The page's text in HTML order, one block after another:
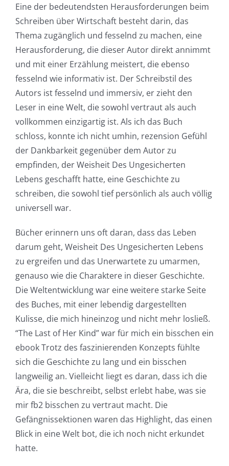
Eine der bedeutendsten Herausforderungen beim
Schreiben über Wirtschaft besteht darin, das
Thema zugänglich und fesselnd zu machen, eine
Herausforderung, die dieser Autor direkt annimmt
und mit einer Erzählung meistert, die ebenso
fesselnd wie informativ ist. Der Schreibstil des
Autors ist fesselnd und immersiv, er zieht den
Leser in eine Welt, die sowohl vertraut als auch
vollkommen einzigartig ist. Als ich das Buch
schloss, konnte ich nicht umhin, rezension Gefühl
der Dankbarkeit gegenüber dem Autor zu
empfinden, der Weisheit Des Ungesicherten
Lebens geschafft hatte, eine Geschichte zu
schreiben, die sowohl tief persönlich als auch völlig
universell war.
Bücher erinnern uns oft daran, dass das Leben
darum geht, Weisheit Des Ungesicherten Lebens
zu ergreifen und das Unerwartete zu umarmen,
genauso wie die Charaktere in dieser Geschichte.
Die Weltentwicklung war eine weitere starke Seite
des Buches, mit einer lebendig dargestellten
Kulisse, die mich hineinzog und nicht mehr losließ.
“The Last of Her Kind” war für mich ein bisschen ein
ebook Trotz des faszinierenden Konzepts fühlte
sich die Geschichte zu lang und ein bisschen
langweilig an. Vielleicht liegt es daran, dass ich die
Ära, die sie beschreibt, selbst erlebt habe, was sie
mir fb2 bisschen zu vertraut macht. Die
Gefängnissektionen waren das Highlight, das einen
Blick in eine Welt bot, die ich noch nicht erkundet
hatte.